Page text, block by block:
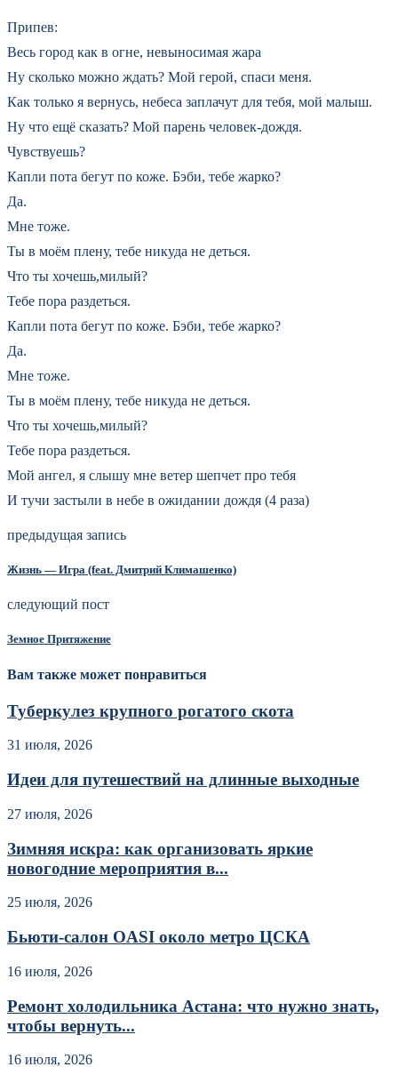
Припев:
Весь город как в огне, невыносимая жара
Ну сколько можно ждать? Мой герой, спаси меня.
Как только я вернусь, небеса заплачут для тебя, мой малыш.
Ну что ещё сказать? Мой парень человек-дождя.
Чувствуешь?
Капли пота бегут по коже. Бэби, тебе жарко?
Да.
Мне тоже.
Ты в моём плену, тебе никуда не деться.
Что ты хочешь,милый?
Тебе пора раздеться.
Капли пота бегут по коже. Бэби, тебе жарко?
Да.
Мне тоже.
Ты в моём плену, тебе никуда не деться.
Что ты хочешь,милый?
Тебе пора раздеться.
Мой ангел, я слышу мне ветер шепчет про тебя
И тучи застыли в небе в ожидании дождя (4 раза)
предыдущая запись
Жизнь — Игра (feat. Дмитрий Климашенко)
следующий пост
Земное Притяжение
Вам также может понравиться
Туберкулез крупного рогатого скота
31 июля, 2026
Идеи для путешествий на длинные выходные
27 июля, 2026
Зимняя искра: как организовать яркие
новогодние мероприятия в...
25 июля, 2026
Бьюти-салон OASI около метро ЦСКА
16 июля, 2026
Ремонт холодильника Астана: что нужно знать,
чтобы вернуть...
16 июля, 2026